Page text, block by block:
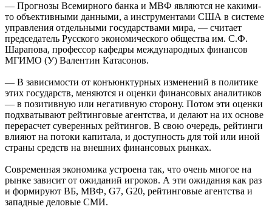
— Прогнозы Всемирного банка и МВФ являются не какими-
то объективными данными, а инструментами США в системе
управления отдельными государствами мира, — считает
председатель Русского экономического общества им. С.Ф.
Шарапова, профессор кафедры международных финансов
МГИМО (У) Валентин Катасонов.
— В зависимости от конъюнктурных изменений в политике
этих государств, меняются и оценки финансовых аналитиков
— в позитивную или негативную сторону. Потом эти оценки
подхватывают рейтинговые агентства, и делают на их основе
перерасчет суверенных рейтингов. В свою очередь, рейтинги
влияют на потоки капитала, и доступность для той или иной
страны средств на внешних финансовых рынках.
Современная экономика устроена так, что очень многое на
рынке зависит от ожиданий игроков. А эти ожидания как раз
и формируют ВБ, МВФ, G7, G20, рейтинговые агентства и
западные деловые СМИ.